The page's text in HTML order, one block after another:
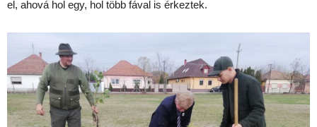
el, ahová hol egy, hol több fával is érkeztek.